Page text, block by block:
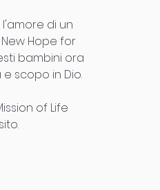
di un
Hope for
bambini ora
scopo in Dio.
of Life